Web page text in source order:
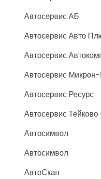
Автосервис АБ
Автосервис Авто
Автосервис
Автосервис
Автосервис Ресурс
Автосервис
Автосимвол
Автосимвол
АвтоСкан